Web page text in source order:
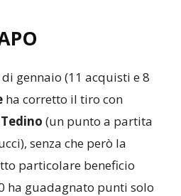
gennaio (11 acquisti e 8
ha corretto il tiro con
Tedino (un punto a partita
senza che però la
particolare beneficio
ha guadagnato punti solo